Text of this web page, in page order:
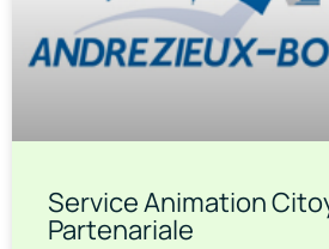
Service Animation
Partenariale